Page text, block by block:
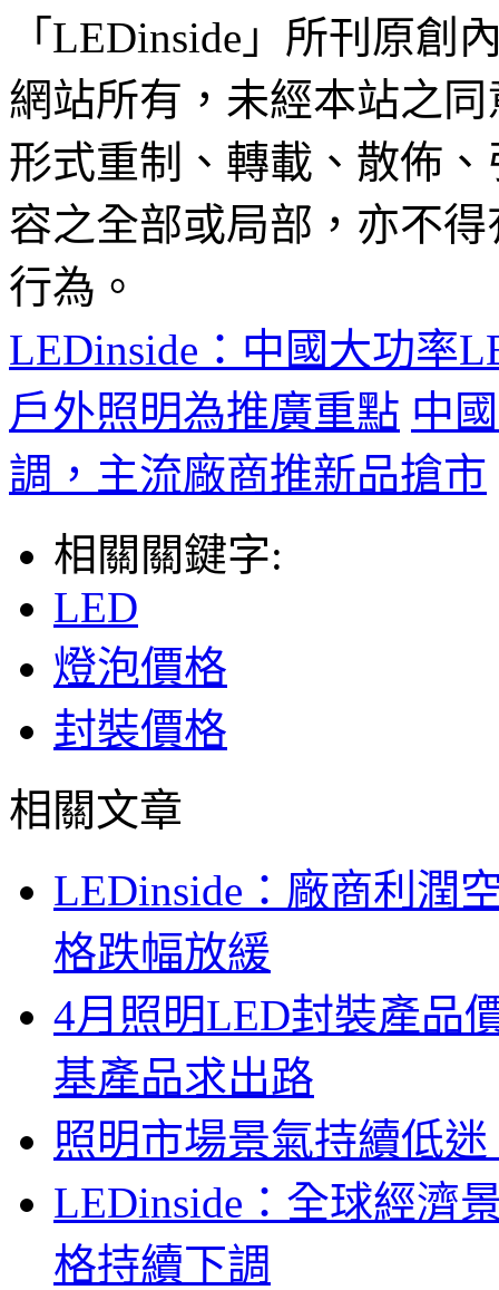
「LEDinside」所刊原創
網站所有，未經本站之
形式重制、轉載、散佈
容之全部或局部，亦不
行為。
LEDinside：中國大功率
戶外照明為推廣重點 中
調，主流廠商推新品搶市
相關關鍵字:
LED
燈泡價格
封裝價格
相關文章
LEDinside：廠商利潤
格跌幅放緩
4月照明LED封裝產品
基產品求出路
照明市場景氣持續低
LEDinside：全球經濟
格持續下調